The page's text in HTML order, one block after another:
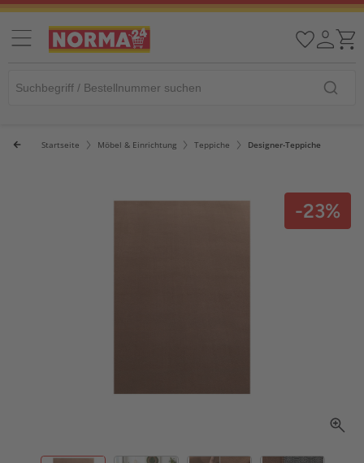
Startseite Möbel & Einrichtung Teppiche Designer-Teppiche
-23%